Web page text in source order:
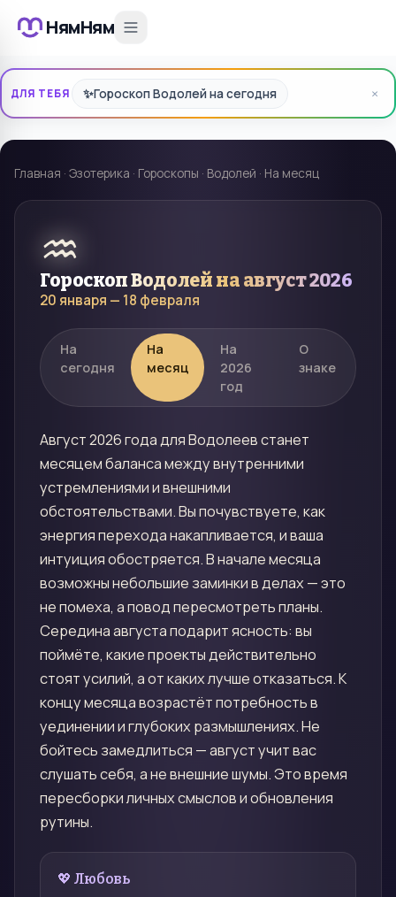
НямНям
ДЛЯ ТЕБЯ ✨Гороскоп Водолей на сегодня ×
Главная · Эзотерика · Гороскопы · Водолей · На месяц
♒
ГороскопВодолей на август 2026
20 января — 18 февраля
На
сегодня
На
месяц
На
2026
год
О
знаке
Август 2026 года для Водолеев станет
месяцем баланса между внутренними
устремлениями и внешними
обстоятельствами. Вы почувствуете, как
энергия перехода накапливается, и ваша
интуиция обостряется. В начале месяца
возможны небольшие заминки в делах — это
не помеха, а повод пересмотреть планы.
Середина августа подарит ясность: вы
поймёте, какие проекты действительно
стоят усилий, а от каких лучше отказаться. К
концу месяца возрастёт потребность в
уединении и глубоких размышлениях. Не
бойтесь замедлиться — август учит вас
слушать себя, а не внешние шумы. Это время
пересборки личных смыслов и обновления
рутины.
💖 Любовь